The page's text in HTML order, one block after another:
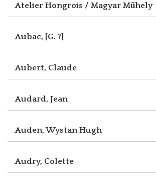
Atelier Hongrois / Magyar Műhely
Aubac, [G. ?]
Aubert, Claude
Audard, Jean
Auden, Wystan Hugh
Audry, Colette